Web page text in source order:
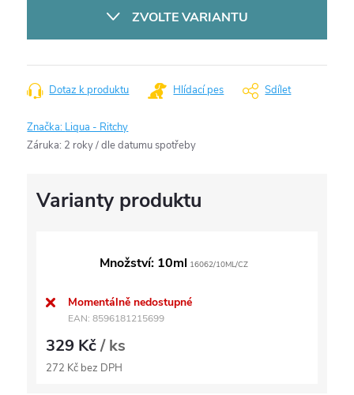
ZVOLTE VARIANTU
Dotaz k produktu Hlídací pes Sdílet
Značka: Liqua - Ritchy
Záruka: 2 roky / dle datumu spotřeby
Množství: 10ml 16062/10ML/CZ
Momentálně nedostupné
EAN: 8596181215699
329 Kč/ ks
272 Kč bez DPH